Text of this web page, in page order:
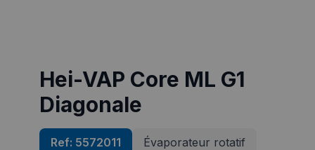
Hei-VAP Core ML G1
Diagonale
Ref: 5572011 Évaporateur rotatif